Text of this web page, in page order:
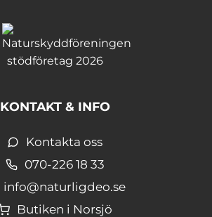
KONTAKT & INFO
Kontakta oss
070-226 18 33
info@naturligdeo.se
Butiken i Norsjö